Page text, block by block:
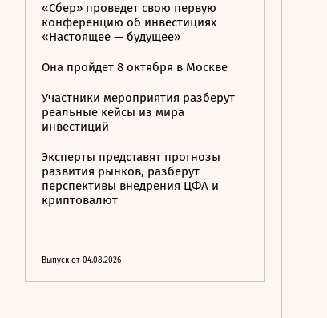
«Сбер» проведет свою первую
конференцию об инвестициях
«Настоящее — будущее»
Она пройдет 8 октября в Москве
Участники мероприятия разберут
реальные кейсы из мира
инвестиций
Эксперты представят прогнозы
развития рынков, разберут
перспективы внедрения ЦФА и
криптовалют
Выпуск от 04.08.2026